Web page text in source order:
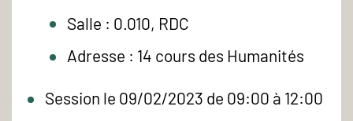
Salle : 0.010, RDC
Adresse : 14 cours des Humanités
Session le 09/02/2023 de 09:00 à 12:00